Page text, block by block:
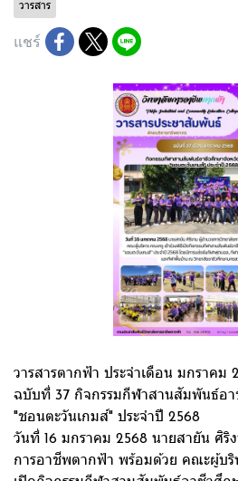
วารสาร
แชร์
วารสารตากฟ้า ประจำเดือน มกราคม
ฉบับที่ 37 กิจกรรมกีฬาสานสัมพันธ์อ
"ชอนตะวันเกมส์" ประจำปี 2568
วันที่ 16 มกราคม 2568 นายสายัน ศิริ
การอาชีพตากฟ้า พร้อมด้วย คณะผู้บริ